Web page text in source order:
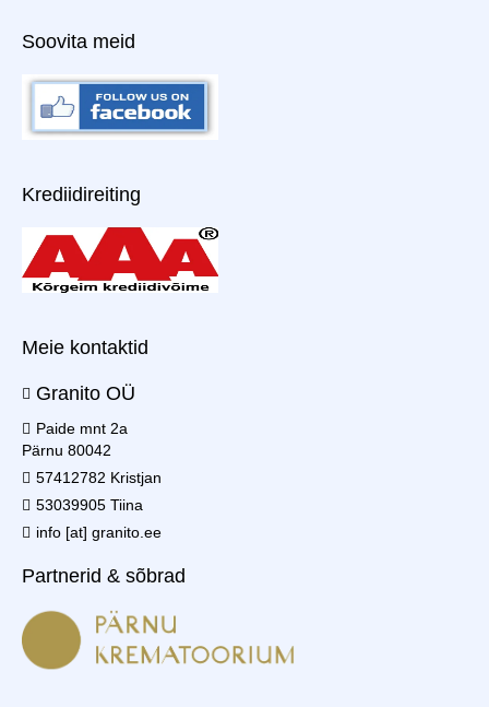
Soovita meid
Krediidireiting
Meie kontaktid
Granito OÜ
Paide mnt 2a
Pärnu 80042
57412782 Kristjan
53039905 Tiina
info [at] granito.ee
Partnerid & sõbrad